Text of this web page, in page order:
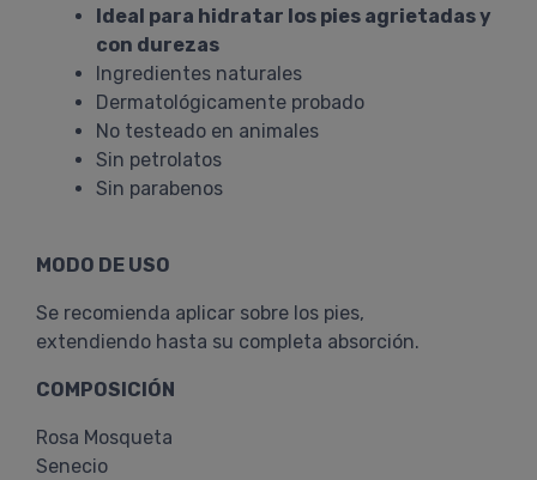
Ideal para hidratar los pies agrietadas y
con durezas
Ingredientes naturales
Dermatológicamente probado
No testeado en animales
Sin petrolatos
Sin parabenos
MODO DE USO
Se recomienda aplicar sobre los pies,
extendiendo hasta su completa absorción.
COMPOSICIÓN
Rosa Mosqueta
Senecio